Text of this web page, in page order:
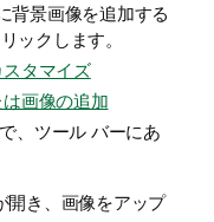
背景画像を追加する
ックします。
タマイズ
画像の追加
、ツール バーにあ
開き、画像をアップ